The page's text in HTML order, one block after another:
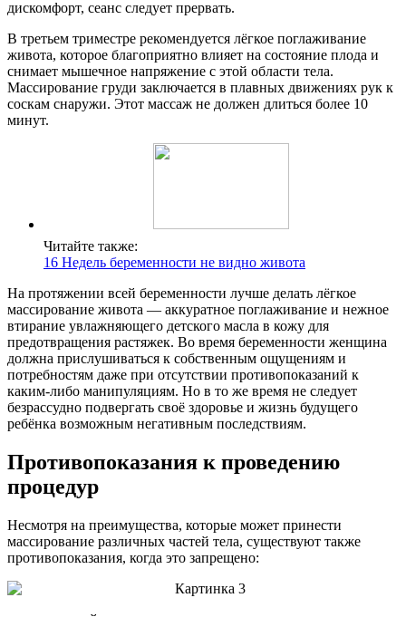
дискомфорт, сеанс следует прервать.
В третьем триместре рекомендуется лёгкое поглаживание
живота, которое благоприятно влияет на состояние плода и
снимает мышечное напряжение с этой области тела.
Массирование груди заключается в плавных движениях рук к
соскам снаружи. Этот массаж не должен длиться более 10
минут.
Читайте также:
16 Недель беременности не видно живота
На протяжении всей беременности лучше делать лёгкое
массирование живота — аккуратное поглаживание и нежное
втирание увлажняющего детского масла в кожу для
предотвращения растяжек. Во время беременности женщина
должна прислушиваться к собственным ощущениям и
потребностям даже при отсутствии противопоказаний к
каким-либо манипуляциям. Но в то же время не следует
безрассудно подвергать своё здоровье и жизнь будущего
ребёнка возможным негативным последствиям.
Противопоказания к проведению
процедур
Несмотря на преимущества, которые может принести
массирование различных частей тела, существуют также
противопоказания, когда это запрещено: